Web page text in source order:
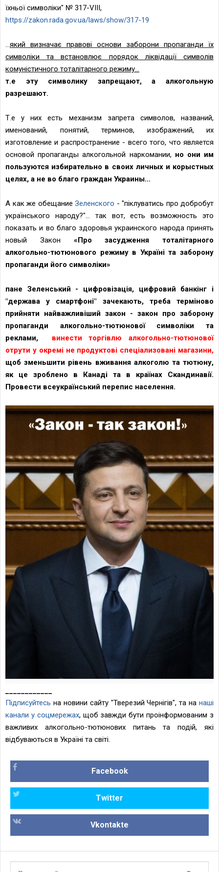
їхньої символіки" № 317-VIII,
https://zakon.rada.gov.ua/laws/show/317-19
...який визначає правові основи заборони пропаганди їх
символіки та встановлює порядок ліквідації символів
комуністичного тоталітарного режиму...
т.е эту символику запрещают, а алкогольную
разрешают.
Т.е у них есть механизм запрета символов, названий,
именований, понятий, терминов, изображений, их
изготовление и распространение - всего того, что является
основой пропаганды алкогольной наркомании, но они им
пользуются избирательно в своих личных и корыстных
целях, а не во благо граждан Украины...
А как же обещание Зеленского - "піклуватись про добробут
українського народу?"... так вот, есть возможность это
показать и во благо здоровья украинского народа принять
новый Закон «Про засудження тоталітарного
алкогольно-тютюнового режиму в Україні та заборону
пропаганди його символіки»
пане Зеленський - цифровізація, цифровий банкінг і
"держава у смартфоні" зачекають, треба терміново
прийняти найважливіший закон - закон про заборону
пропаганди алкогольно-тютюнової символіки та
реклами, винести торгівлю алкогольно-тютюнової
отрути у окремі не продуктові спеціализовані магазини,
щоб зменьшити рівень вживання алкоголю та тютюну,
як це зроблено в Канаді та в країнах Скандинавії.
Провести всеукраїнський перепис населення.
Підписуйтесь на новини сайту "Тверезий Чернігів", та на наші
канали у соцмережах, щоб завжди бути проінформованим з
важливих алкогольно-тютюнових питань та подій, які
відбуваються в Україні та світі.
Facebook
Twitter
Vkontakte